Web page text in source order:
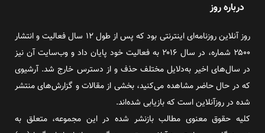
درباره روز
روز آنلاین روزنامه‌ای اینترنتی بود که پس از طول ۱۲ سال فعالیت و انتشار
۲۵۰۰ شماره، در سال ۲۰۱۶ به فعالیت خود پایان داد و وب‌سایت آن نیز
در سال‌های اخیر به‌دلایل مختلف حذف و از دسترس خارج شد. آرشیوی
که در حال حاضر مشاهده می‌کنید، بخشی از مقالات و گزارش‌های منتشر
شده در روزآنلاین است که بازیابی شده‌اند.
کلیه حقوق معنوی مطالب بازنشر شده در این مجموعه، متعلق به